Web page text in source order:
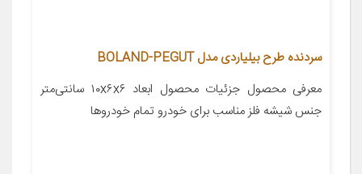
سردنده طرح بیلیاردی مدل BOLAND-PEGUT
معرفی محصول جزئیات محصول ابعاد ۱۰x۶x۶ سانتی‌متر
جنس شیشه فلز مناسب برای خودرو تمام خودروها